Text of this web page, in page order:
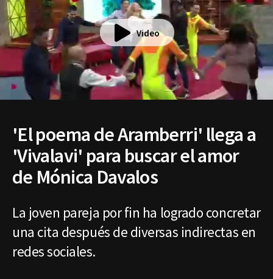
Video
'El poema de Aramberri' llega a
'Vivalavi' para buscar el amor
de Mónica Davalos
La joven pareja por fin ha logrado concretar
una cita después de diversas indirectas en
redes sociales.